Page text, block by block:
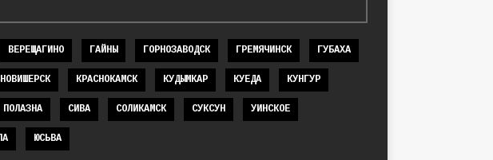
ВЕРЕЩАГИНО ГАЙНЫ ГОРНОЗАВОДСК ГРЕМЯЧИНСК ГУБАХА
КРАСНОКАМСК КУДЫМКАР КУЕДА КУНГУР
ПОЛАЗНА СИВА СОЛИКАМСК СУКСУН УИНСКОЕ
ЮСЬВА